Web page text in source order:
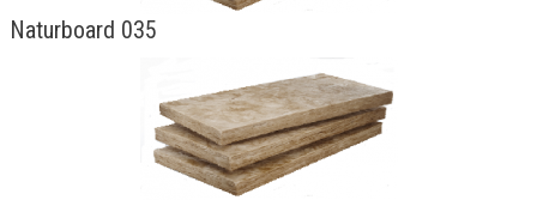
Naturboard 035